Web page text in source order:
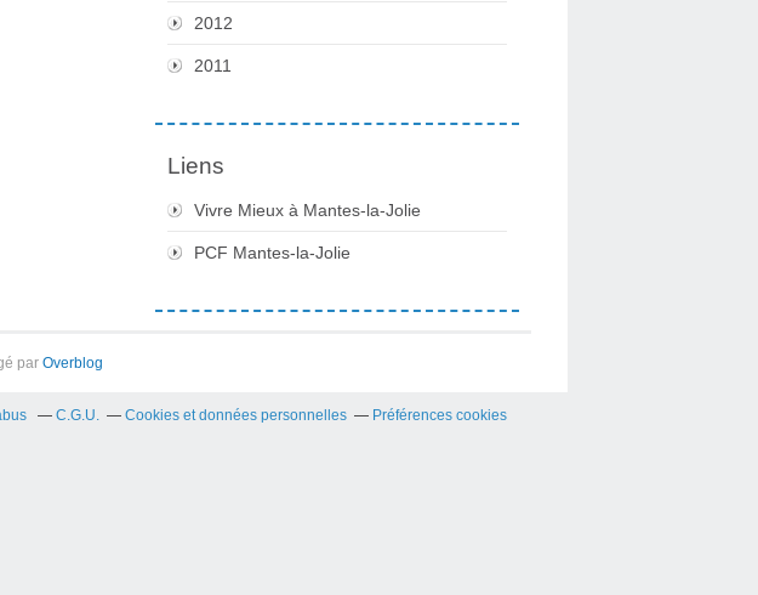
2012
2011
Liens
Vivre Mieux à Mantes-la-Jolie
PCF Mantes-la-Jolie
par Overblog
C.G.U. Cookies et données personnelles Préférences cookies